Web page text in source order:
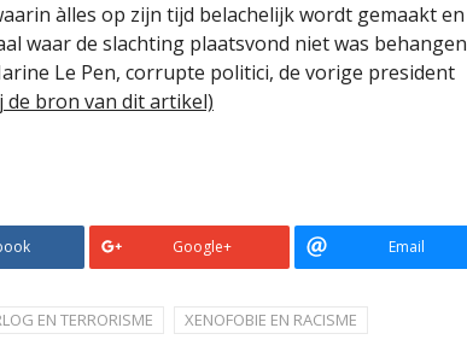
àlles op zijn tijd belachelijk wordt gemaakt en
waar de slachting plaatsvond niet was behangen
Le Pen, corrupte politici, de vorige president
de bron van dit artikel)
Google+ Email
EN TERRORISME XENOFOBIE EN RACISME